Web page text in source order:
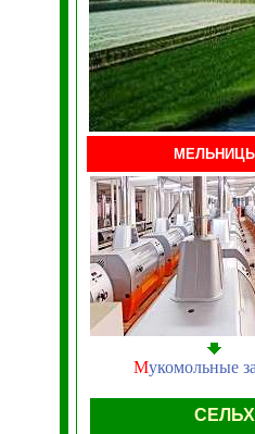
МЕЛЬНИЦЫ
Мукомольные